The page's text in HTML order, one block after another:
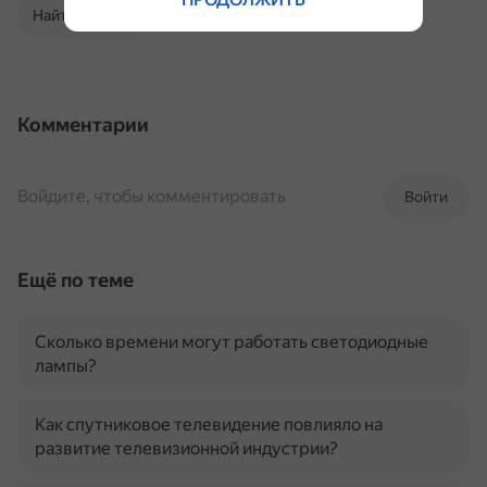
Найти в Поиске
Комментарии
Войти
Войдите, чтобы комментировать
Ещё по теме
Сколько времени могут работать светодиодные
лампы?
Как спутниковое телевидение повлияло на
развитие телевизионной индустрии?